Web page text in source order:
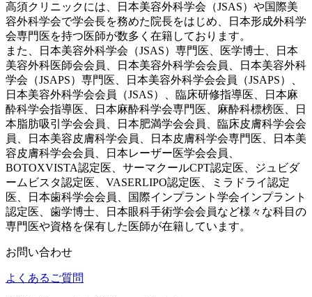
高須クリニックには、日本美容外科学会（JSAS）や国際美
容外科学会で学会長を務めた院長をはじめ、日本形成外科学
会専門医を持つ医師が数多く在籍しております。
また、日本美容外科学会（JSAS）専門医、医学博士、日本
美容外科医師会会員、日本美容外科学会会員、日本美容外科
学会（JSAPS）専門医、日本美容外科学会会員（JSAPS）、
日本美容外科学会会員（JSAS）、臨床研修指導医、日本麻
酔科学会指導医、日本麻酔科学会専門医、麻酔科標榜医、日
本脂肪吸引学会会員、日本肥満学会会員、臨床皮膚科学会会
員、日本美容皮膚科学会員、日本皮膚科学会専門医、日本美
容皮膚科学会会員、日本レーザー医学会会員、
BOTOXVISTA認定医、サーマクールCPT認定医、ジュビダ
ームビスタ認定医、VASERLIPO認定医、ミラドライ認定
医、日本歯科学会会員、国際インプラント学会インプラント
認定医、歯学博士、日本眼科手術学会会員など様々な科目の
専門医や資格を保有した医師が在籍しています。
お問い合わせ
よくあるご質問